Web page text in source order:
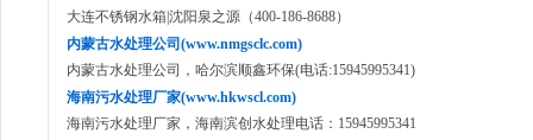
大连不锈钢水箱|沈阳泉之源（400-186-8688）
内蒙古水处理公司(www.nmgsclc.com)
内蒙古水处理公司，哈尔滨顺鑫环保(电话:15945995341)
海南污水处理厂家(www.hkwscl.com)
海南污水处理厂家，海南滨创水处理电话：15945995341